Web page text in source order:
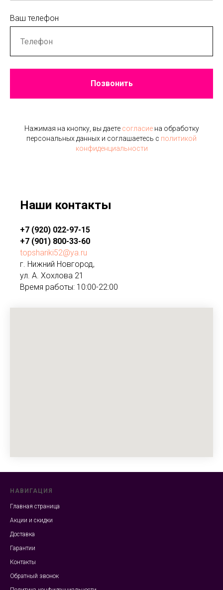
Ваш телефон
Позвонить
Нажимая на кнопку, вы даете согласиена обработку
персональных данных и соглашаетесь c политикой
конфиденциальности
Наши контакты
+7 (920) 022-97-15
+7 (901) 800-33-60
topshariki52@ya.ru
г. Нижний Новгород,
ул. А. Хохлова 21
Время работы: 10:00-22:00
НАВИГАЦИЯ
Главная страница
Акции и скидки
Доставка
Гарантии
Контакты
Обратный звонок